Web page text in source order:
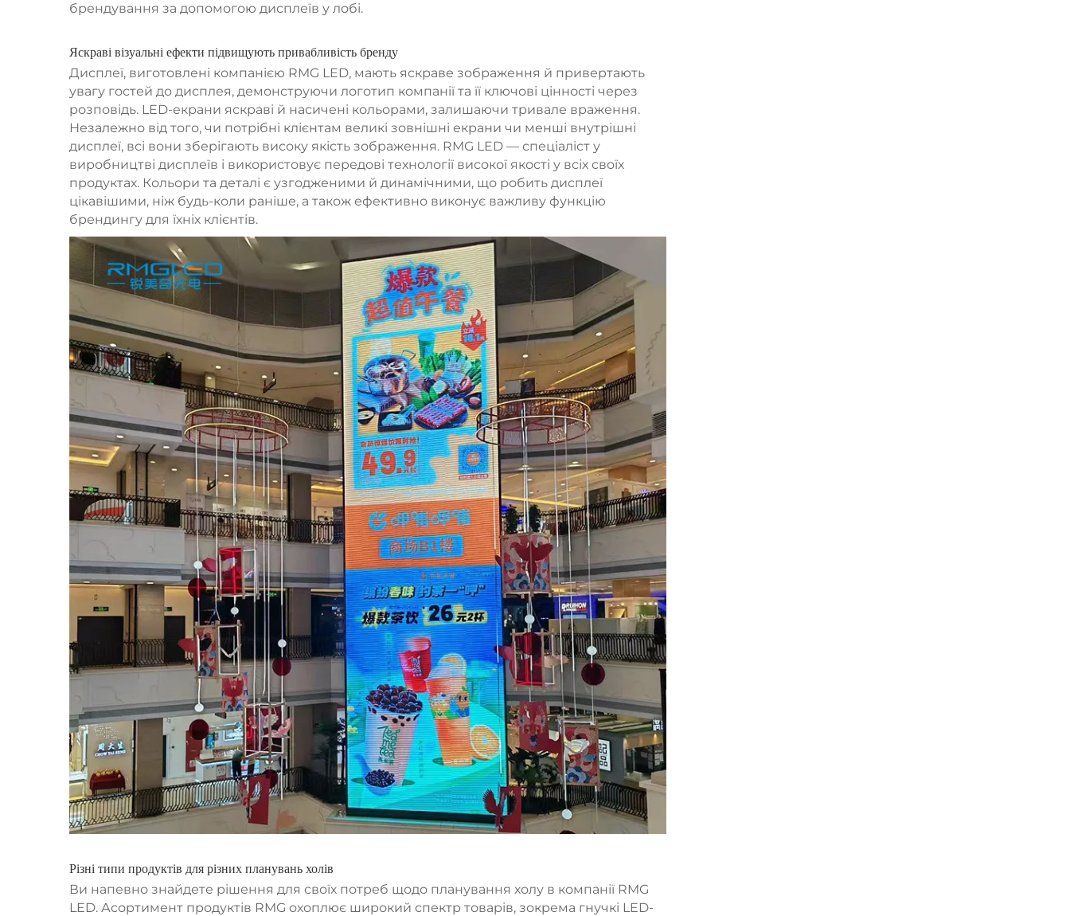
брендування за допомогою дисплеїв у лобі.
Яскраві візуальні ефекти підвищують привабливість бренду
Дисплеї, виготовлені компанією RMG LED, мають яскраве зображення й привертають
увагу гостей до дисплея, демонструючи логотип компанії та її ключові цінності через
розповідь. LED-екрани яскраві й насичені кольорами, залишаючи тривале враження.
Незалежно від того, чи потрібні клієнтам великі зовнішні екрани чи менші внутрішні
дисплеї, всі вони зберігають високу якість зображення. RMG LED — спеціаліст у
виробництві дисплеїв і використовує передові технології високої якості у всіх своїх
продуктах. Кольори та деталі є узгодженими й динамічними, що робить дисплеї
цікавішими, ніж будь-коли раніше, а також ефективно виконує важливу функцію
брендингу для їхніх клієнтів.
Різні типи продуктів для різних планувань холів
Ви напевно знайдете рішення для своїх потреб щодо планування холу в компанії RMG
LED. Асортимент продуктів RMG охоплює широкий спектр товарів, зокрема гнучкі LED-